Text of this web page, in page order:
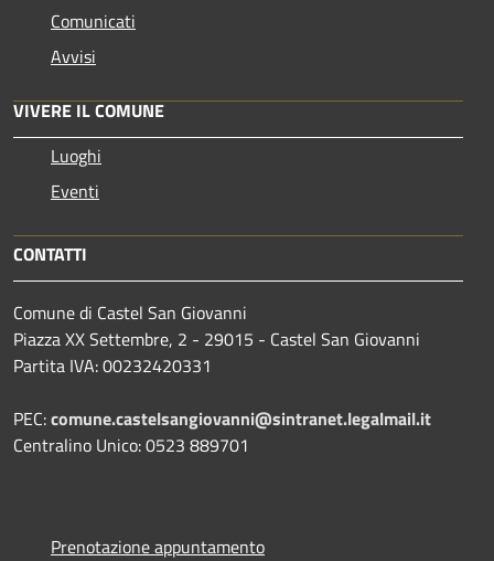
Comunicati
Avvisi
VIVERE IL COMUNE
Luoghi
Eventi
CONTATTI
Comune di Castel San Giovanni
Piazza XX Settembre, 2 - 29015 - Castel San Giovanni
Partita IVA: 00232420331
PEC:comune.castelsangiovanni@sintranet.legalmail.it
Centralino Unico: 0523 889701
Prenotazione appuntamento